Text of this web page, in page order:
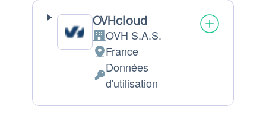
OVHcloud
Entreprise:
OVH S.A.S.
Lieu
de
traitement
:
France
Données
Données
d'utilisation